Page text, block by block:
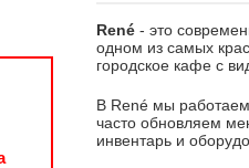
René - это
одном из самых
городское кафе с
В René мы работаем
часто обновляем
инвентарь и